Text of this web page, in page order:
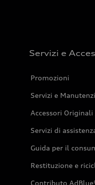
Servizi e
Promozioni
Servizi e
Accessori Originali
Servizi di
Guida per il
Restituzione e
Contributo